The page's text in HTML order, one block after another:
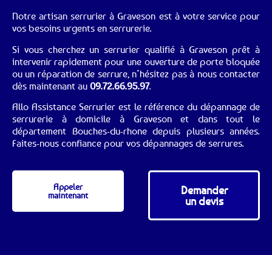
Notre artisan serrurier à Graveson est à votre service pour
vos besoins urgents en serrurerie.
Si vous cherchez un serrurier qualifié à Graveson prêt à
intervenir rapidement pour une ouverture de porte bloquée
ou un réparation de serrure, n’hésitez pas à nous contacter
dès maintenant au 09.72.66.95.97.
Allo Assistance Serrurier est le référence du dépannage de
serrurerie à domicile à Graveson et dans tout le
département Bouches-du-rhone depuis plusieurs années.
Faites-nous confiance pour vos dépannages de serrures.
Appeler
maintenant
Demander
un devis